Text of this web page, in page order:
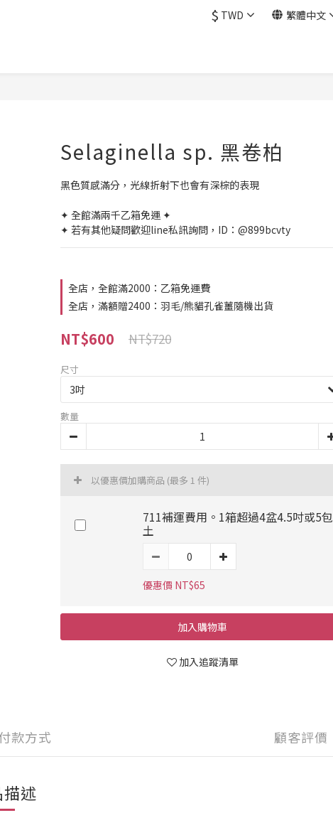
$ TWD 繁體中文
Selaginella sp. 黑卷柏
黑色質感滿分，光線折射下也會有深棕的表現
✦ 全館滿兩千乙箱免運 ✦
✦ 若有其他疑問歡迎line私訊詢問，ID：@899bcvty
全店，全館滿2000：乙箱免運費
全店，滿額贈2400：羽毛/熊貓孔雀薑隨機出貨
NT$600 NT$720
尺寸
數量
以優惠價加購商品 (最多 1 件)
711補運費用。1箱超過4盆4.5吋或5包
土
優惠價 NT$65
加入購物車
加入追蹤清單
款方式 顧客評價
述